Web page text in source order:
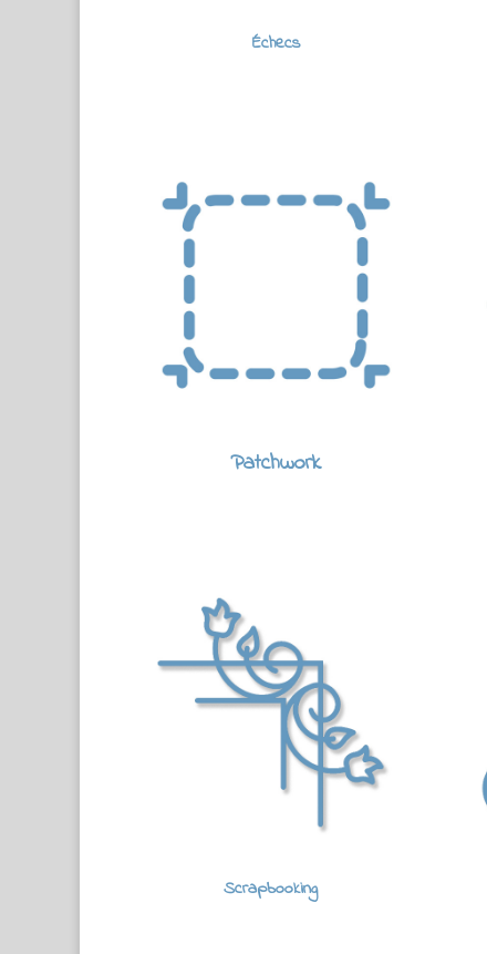
Échecs
Patchwork
Scrapbooking